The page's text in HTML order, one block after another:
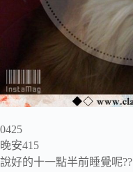
0425
晚安415
說好的十一點半前睡覺呢??